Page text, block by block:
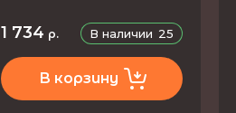
В наличии 25
1 734 р.
В корзину